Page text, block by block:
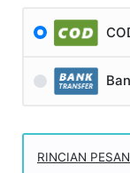
RINCIAN